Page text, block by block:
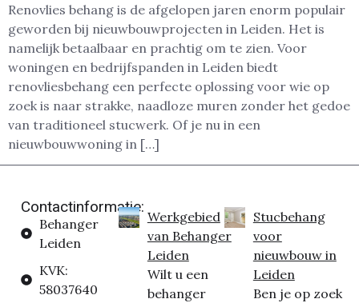
Renovlies behang is de afgelopen jaren enorm populair
geworden bij nieuwbouwprojecten in Leiden. Het is
namelijk betaalbaar en prachtig om te zien. Voor
woningen en bedrijfspanden in Leiden biedt
renovliesbehang een perfecte oplossing voor wie op
zoek is naar strakke, naadloze muren zonder het gedoe
van traditioneel stucwerk. Of je nu in een
nieuwbouwwoning in […]
Contactinformatie:
Behanger
Leiden
KVK:
58037640
Werkgebied
van Behanger
Leiden
Wilt u een
behanger
Stucbehang
voor
nieuwbouw in
Leiden
Ben je op zoek